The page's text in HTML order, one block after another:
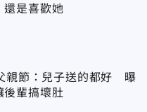
是喜歡她
親節：兒子送的都好 曝
後輩搞壞肚